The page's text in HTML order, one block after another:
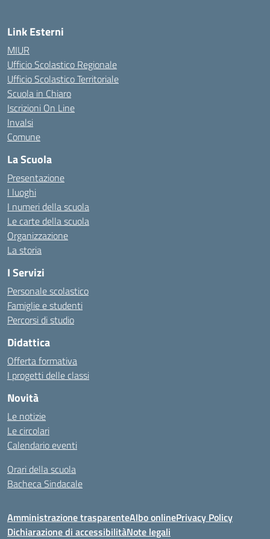
Link Esterni
MIUR
Ufficio Scolastico Regionale
Ufficio Scolastico Territoriale
Scuola in Chiaro
Iscrizioni On Line
Invalsi
Comune
La Scuola
Presentazione
I luoghi
I numeri della scuola
Le carte della scuola
Organizzazione
La storia
I Servizi
Personale scolastico
Famiglie e studenti
Percorsi di studio
Didattica
Offerta formativa
I progetti delle classi
Novità
Le notizie
Le circolari
Calendario eventi
Orari della scuola
Bacheca Sindacale
Amministrazione trasparenteAlbo onlinePrivacy Policy
Dichiarazione di accessibilitàNote legali